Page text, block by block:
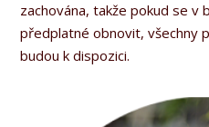
zachována, takže pokud se v
předplatné obnovit, všechny
budou k dispozici.